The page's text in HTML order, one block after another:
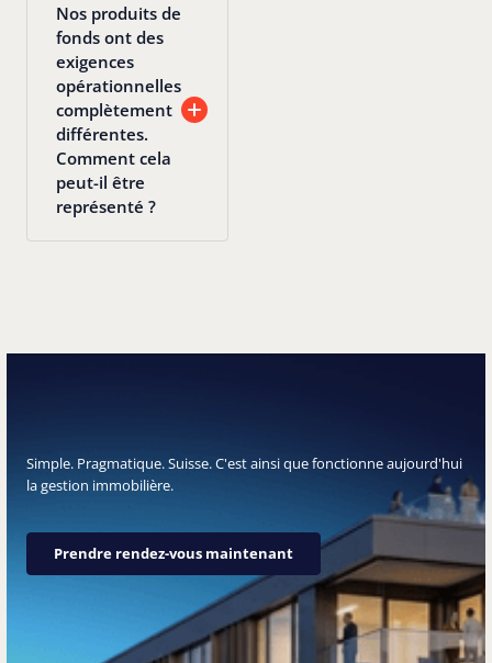
Nos produits de
fonds ont des
exigences
opérationnelles
complètement
différentes.
Comment cela
peut-il être
représenté ?
Simple. Pragmatique. Suisse. C'est ainsi que fonctionne aujourd'hui
la gestion immobilière.
Prendre rendez-vous maintenant
Prendre rendez-vous maintenant